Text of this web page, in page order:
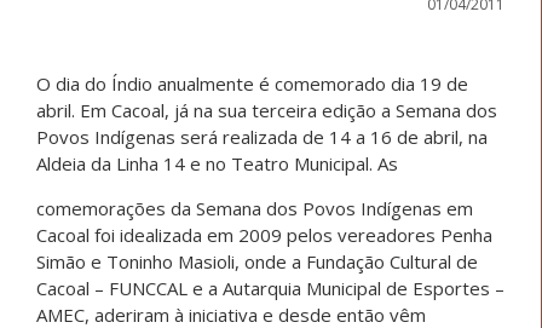
O dia do Índio anualmente é comemorado dia 19 de
abril. Em Cacoal, já na sua terceira edição a Semana dos
Povos Indígenas será realizada de 14 a 16 de abril, na
Aldeia da Linha 14 e no Teatro Municipal. As
comemorações da Semana dos Povos Indígenas em
Cacoal foi idealizada em 2009 pelos vereadores Penha
Simão e Toninho Masioli, onde a Fundação Cultural de
Cacoal – FUNCCAL e a Autarquia Municipal de Esportes –
AMEC, aderiram à iniciativa e desde então vêm